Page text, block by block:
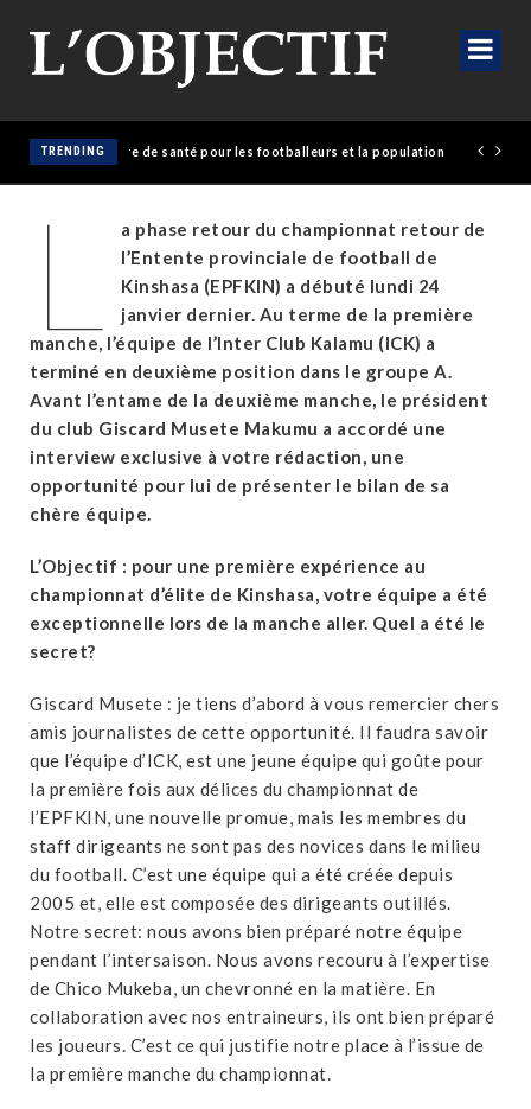
TRENDING
érige un empire de santé pour les footballeurs et la population
L
a phase retour du championnat retour de
l’Entente provinciale de football de
Kinshasa (EPFKIN) a débuté lundi 24
janvier dernier. Au terme de la première
manche, l’équipe de l’Inter Club Kalamu (ICK) a
terminé en deuxième position dans le groupe A.
Avant l’entame de la deuxième manche, le président
du club Giscard Musete Makumu a accordé une
interview exclusive à votre rédaction, une
opportunité pour lui de présenter le bilan de sa
chère équipe.
L’Objectif : pour une première expérience au
championnat d’élite de Kinshasa, votre équipe a été
exceptionnelle lors de la manche aller. Quel a été le
secret?
Giscard Musete : je tiens d’abord à vous remercier chers
amis journalistes de cette opportunité. Il faudra savoir
que l’équipe d’ICK, est une jeune équipe qui goûte pour
la première fois aux délices du championnat de
l’EPFKIN, une nouvelle promue, mais les membres du
staff dirigeants ne sont pas des novices dans le milieu
du football. C’est une équipe qui a été créée depuis
2005 et, elle est composée des dirigeants outillés.
Notre secret: nous avons bien préparé notre équipe
pendant l’intersaison. Nous avons recouru à l’expertise
de Chico Mukeba, un chevronné en la matière. En
collaboration avec nos entraineurs, ils ont bien préparé
les joueurs. C’est ce qui justifie notre place à l’issue de
la première manche du championnat.